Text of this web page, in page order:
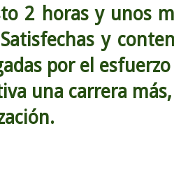
2 horas y unos
y
por el
una carrera más,